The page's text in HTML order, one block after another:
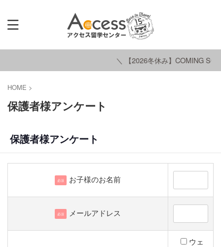
＼ 【2026冬休み】COMING
HOME >
保護者様アンケート
保護者様アンケート
必須 お子様のお名前
必須 メールアドレス
ウェ